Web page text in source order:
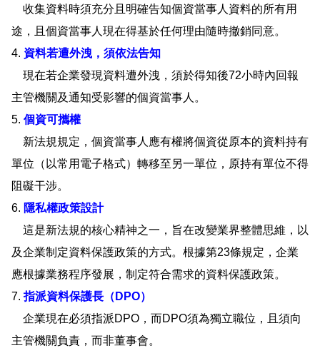
收集資料時須充分且明確告知個資當事人資料的所有用
途，且個資當事人現在得基於任何理由隨時撤銷同意。
4. 資料若遭外洩，須依法告知
現在若企業發現資料遭外洩，須於得知後72小時內回報
主管機關及通知受影響的個資當事人。
5. 個資可攜權
新法規規定，個資當事人應有權將個資從原本的資料持有
單位（以常用電子格式）轉移至另一單位，原持有單位不得
阻礙干涉。
6. 隱私權政策設計
這是新法規的核心精神之一，旨在改變業界整體思維，以
及企業制定資料保護政策的方式。根據第23條規定，企業
應根據業務程序發展，制定符合需求的資料保護政策。
7.指派資料保護長（DPO）
企業現在必須指派DPO，而DPO須為獨立職位，且須向
主管機關負責，而非董事會。